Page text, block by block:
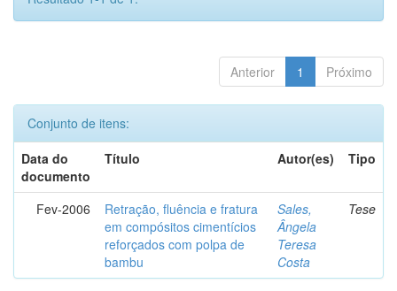
Anterior 1 Próximo
Conjunto de itens:
Data do
documento
Título Autor(es) Tipo
Fev-2006
Retração, fluência e fratura
em compósitos cimentícios
reforçados com polpa de
bambu
Sales,
Ângela
Teresa
Costa
Tese